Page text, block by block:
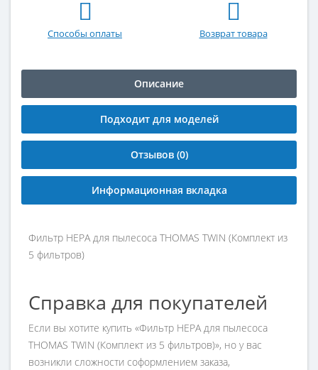
Способы оплаты Возврат товара
Описание
Подходит для моделей
Отзывов (0)
Информационная вкладка
Фильтр HEPA для пылесоса THOMAS TWIN (Комплект из
5 фильтров)
Справка для покупателей
Если вы хотите купить «Фильтр HEPA для пылесоса
THOMAS TWIN (Комплект из 5 фильтров)», но у вас
возникли сложности соформлением заказа,